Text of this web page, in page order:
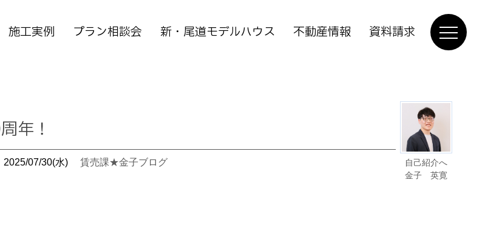
施工実例 プラン相談会 新・尾道モデルハウス 不動産情報 資料請求
自己紹介へ
金子 英寛
年！
2025/07/30(水) 賃売課★金子ブログ